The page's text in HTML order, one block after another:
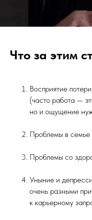
Что за этим
Восприятие
(часто работа —
но и ощущение
Проблемы в семье
Проблемы со
Уныние и
очень разными
к карьерному